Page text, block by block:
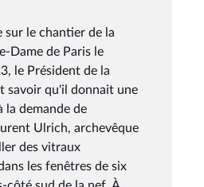
sur le chantier de la
Dame de Paris le
le Président de la
savoir qu'il donnait une
la demande de
Ulrich, archevêque
des vitraux
les fenêtres de six